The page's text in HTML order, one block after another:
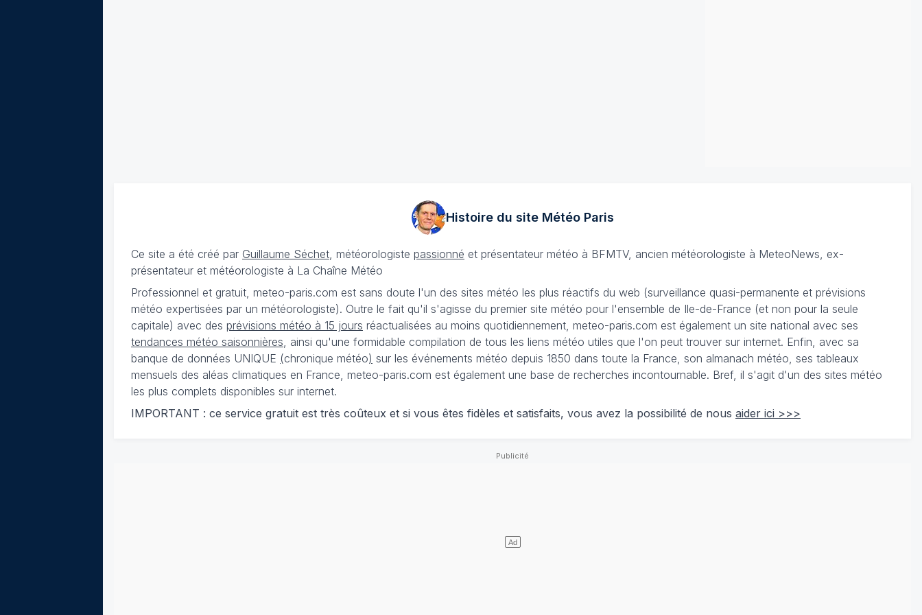
Histoire du site MétéoParis
Ce site a été créé par Guillaume Séchet , météorologiste passionné et présentateur météo à BFMTV, ancien météorologiste à MeteoNews, ex-
présentateur et météorologiste à La Chaîne Météo
Professionnel et gratuit, meteo-paris.com est sans doute l'un des sites météo les plus réactifs du web (surveillance quasi-permanente et prévisions
météo expertisées par un météorologiste). Outre le fait qu'il s'agisse du premier site météo pour l'ensemble de Ile-de-France (et non pour la seule
capitale) avec des prévisions météo à 15 jours réactualisées au moins quotidiennement, meteo-paris.com est également un site national avec ses
tendances météo saisonnières , ainsi qu'une formidable compilation de tous les liens météo utiles que l'on peut trouver sur internet. Enfin, avec sa
banque de données UNIQUE (chronique météo) sur les événements météo depuis 1850 dans toute la France, son almanach météo, ses tableaux
mensuels des aléas climatiques en France, meteo-paris.com est également une base de recherches incontournable. Bref, il s'agit d'un des sites météo
les plus complets disponibles sur internet.
IMPORTANT : ce service gratuit est très coûteux et si vous êtes fidèles et satisfaits, vous avez la possibilité de nous aider ici >>>